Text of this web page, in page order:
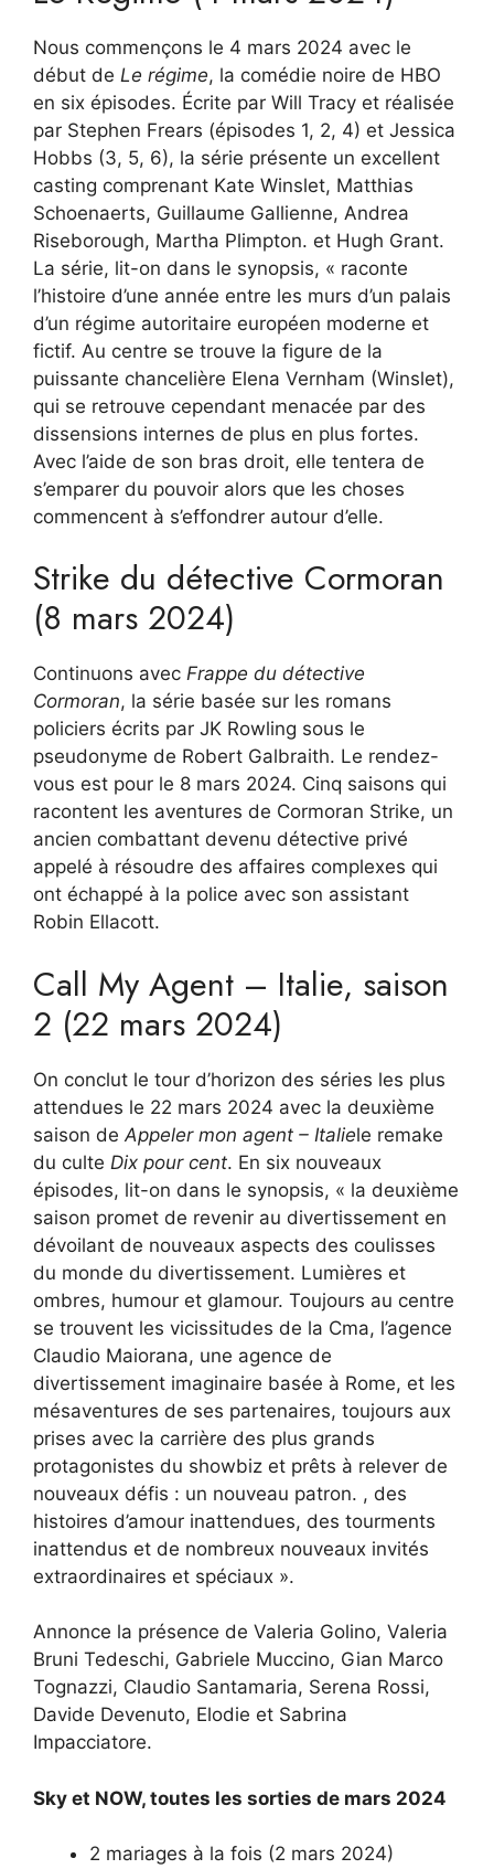
Nous commençons le 4 mars 2024 avec le
début de Le régime, la comédie noire de HBO
en six épisodes. Écrite par Will Tracy et réalisée
par Stephen Frears (épisodes 1, 2, 4) et Jessica
Hobbs (3, 5, 6), la série présente un excellent
casting comprenant Kate Winslet, Matthias
Schoenaerts, Guillaume Gallienne, Andrea
Riseborough, Martha Plimpton. et Hugh Grant.
La série, lit-on dans le synopsis, « raconte
l’histoire d’une année entre les murs d’un palais
d’un régime autoritaire européen moderne et
fictif. Au centre se trouve la figure de la
puissante chancelière Elena Vernham (Winslet),
qui se retrouve cependant menacée par des
dissensions internes de plus en plus fortes.
Avec l’aide de son bras droit, elle tentera de
s’emparer du pouvoir alors que les choses
commencent à s’effondrer autour d’elle.
Strike du détective Cormoran
(8 mars 2024)
Continuons avec Frappe du détective
Cormoran, la série basée sur les romans
policiers écrits par JK Rowling sous le
pseudonyme de Robert Galbraith. Le rendez-
vous est pour le 8 mars 2024. Cinq saisons qui
racontent les aventures de Cormoran Strike, un
ancien combattant devenu détective privé
appelé à résoudre des affaires complexes qui
ont échappé à la police avec son assistant
Robin Ellacott.
Call My Agent – ​​Italie, saison
2 (22 mars 2024)
On conclut le tour d’horizon des séries les plus
attendues le 22 mars 2024 avec la deuxième
saison de Appeler mon agent – ​​​​Italiele remake
du culte Dix pour cent. En six nouveaux
épisodes, lit-on dans le synopsis, « la deuxième
saison promet de revenir au divertissement en
dévoilant de nouveaux aspects des coulisses
du monde du divertissement. Lumières et
ombres, humour et glamour. Toujours au centre
se trouvent les vicissitudes de la Cma, l’agence
Claudio Maiorana, une agence de
divertissement imaginaire basée à Rome, et les
mésaventures de ses partenaires, toujours aux
prises avec la carrière des plus grands
protagonistes du showbiz et prêts à relever de
nouveaux défis : un nouveau patron. , des
histoires d’amour inattendues, des tourments
inattendus et de nombreux nouveaux invités
extraordinaires et spéciaux ».
Annonce la présence de Valeria Golino, Valeria
Bruni Tedeschi, Gabriele Muccino, Gian Marco
Tognazzi, Claudio Santamaria, Serena Rossi,
Davide Devenuto, Elodie et Sabrina
Impacciatore.
Sky et NOW, toutes les sorties de mars 2024
2 mariages à la fois (2 mars 2024)